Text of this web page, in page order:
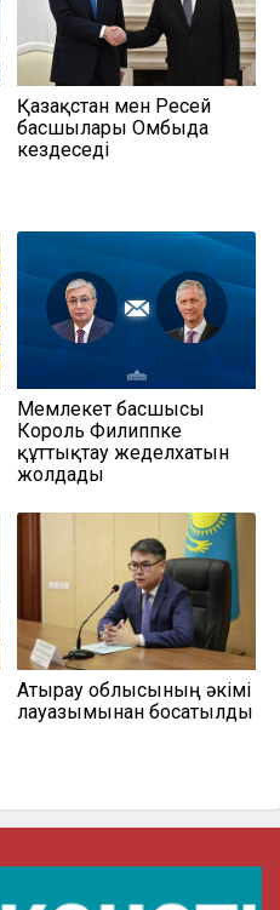
Қазақстан мен Ресей
басшылары Омбыда
кездеседі
Мемлекет басшысы
Король Филиппке
құттықтау жеделхатын
жолдады
Атырау облысының әкімі
лауазымынан босатылды